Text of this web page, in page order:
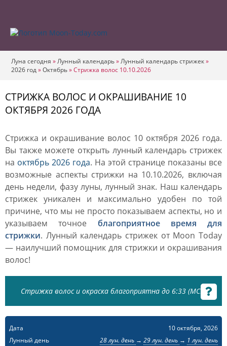
Луна сегодня »Лунный календарь»Лунный календарь стрижек»
2026 год»Октябрь»Стрижка волос 10.10.2026
СТРИЖКА ВОЛОС И ОКРАШИВАНИЕ 10
ОКТЯБРЯ 2026 ГОДА
Стрижка и окрашивание волос 10 октября 2026 года.
Вы также можете открыть лунный календарь стрижек
на октябрь 2026 года. На этой странице показаны все
возможные аспекты стрижки на 10.10.2026, включая
день недели, фазу луны, лунный знак. Наш календарь
стрижек уникален и максимально удобен по той
причине, что мы не просто показываем аспекты, но и
указываем точное благоприятное время для
стрижки. Лунный календарь стрижек от Moon Today
— наилучший помощник для стрижки и окрашивания
волос!
Стрижка волос и окраска благоприятна до 6:33 (МСК)
Дата
10 октября, 2026
Лунный день
28 лун. день → 29 лун. день → 1 лун. день